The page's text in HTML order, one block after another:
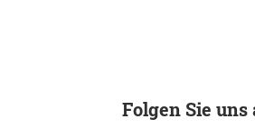
Folgen Sie uns